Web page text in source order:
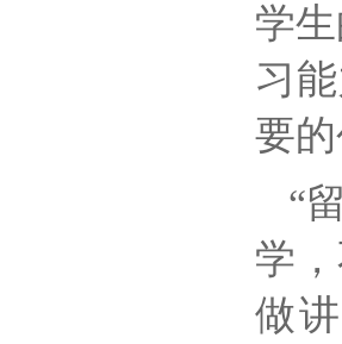
学
习
要
“
学
做